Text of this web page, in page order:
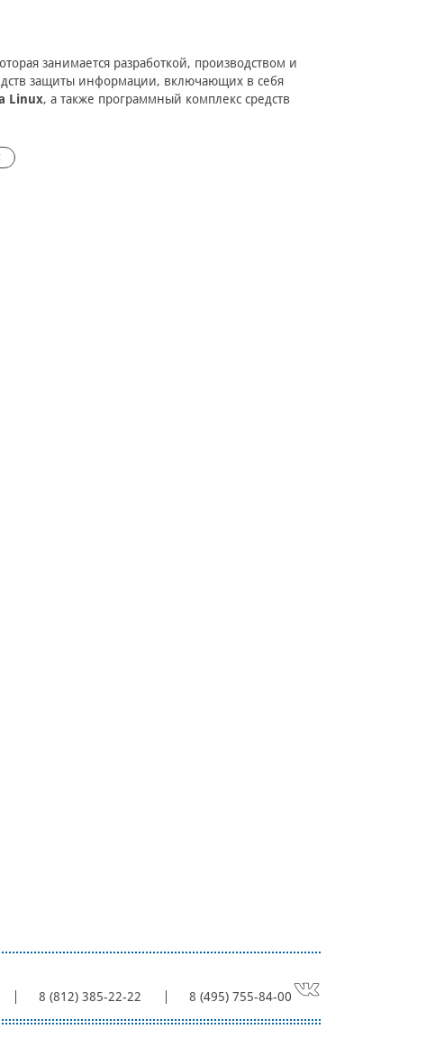
занимается разработкой, производством и
защиты информации, включающих в себя
Linux, а также программный комплекс средств
8 (812) 385-22-22 8 (495) 755-84-00